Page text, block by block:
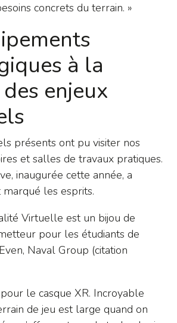
concrets du terrain. »
à la
enjeux
présents ont pu visiter nos
et salles de travaux pratiques.
inaugurée cette année, a
les esprits.
Virtuelle est un bijou de
pour les étudiants de
Naval Group (citation
le casque XR. Incroyable
de jeu est large quand on